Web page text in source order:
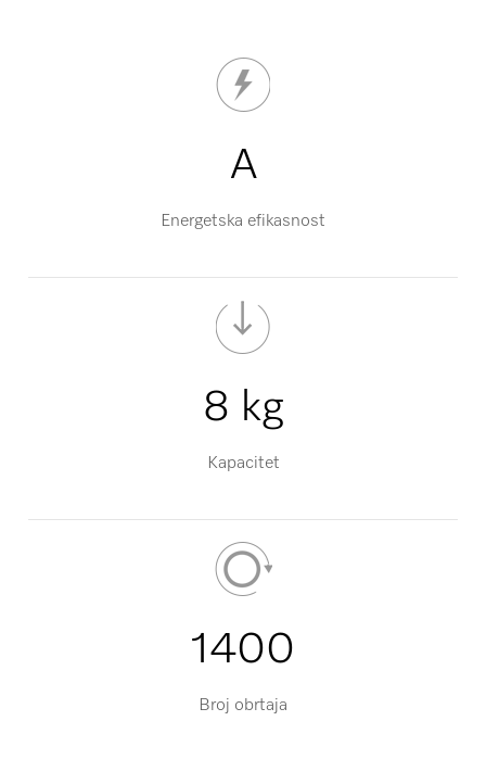
A
Energetska efikasnost
8 kg
Kapacitet
1400
Broj obrtaja